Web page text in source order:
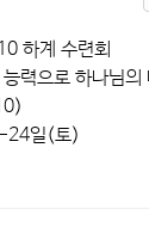
하계 수련회
력으로 하나님
24일(토)